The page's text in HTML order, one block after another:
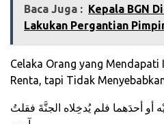
Baca Juga : Kepala BGN
Lakukan Pergantian
Celaka Orang yang Mendapati
Renta, tapi Tidak
أحدَهما فلم يُدخِلاه الجنَّةَ فقلتُ